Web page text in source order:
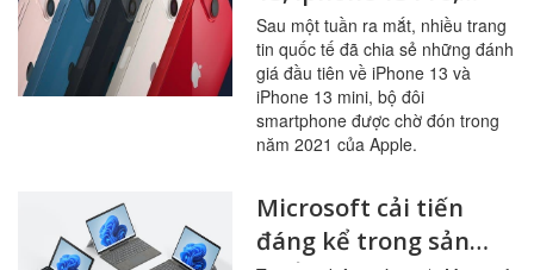
iphone 13 Pro Max,
iphone13 mini với
những cải tiến đáng
nâng cấp vừa được
Apple ra mắt
Sau một tuần ra mắt, nhiều trang
tin quốc tế đã chia sẻ những đánh
giá đầu tiên về iPhone 13 và
iPhone 13 mini, bộ đôi
smartphone được chờ đón trong
năm 2021 của Apple.
Microsoft cải tiến
đáng kể trong sản